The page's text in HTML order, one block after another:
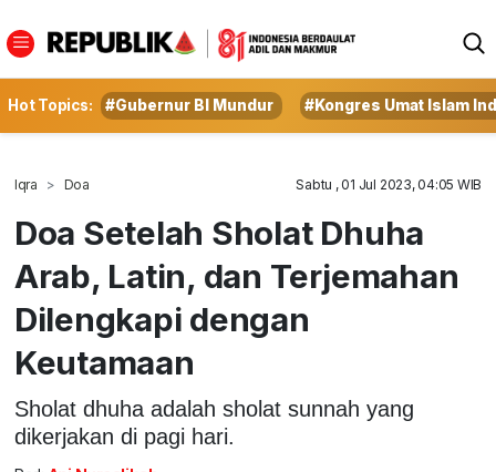
Hot Topics: #Gubernur BI Mundur #Kongres Umat Islam
Iqra Doa Sabtu , 01 Jul 2023, 04:05 WIB
Doa Setelah Sholat Dhuha
Arab, Latin, dan Terjemahan
Dilengkapi dengan
Keutamaan
Sholat dhuha adalah sholat sunnah yang
dikerjakan di pagi hari.